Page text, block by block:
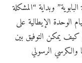
“الدولة البابوية” وبداية “المشكلة
الوحدة الإيطالية على
يمكن التوفيق بين
والكرسي الرسولي